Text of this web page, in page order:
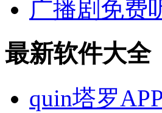
广播剧免费
最新软件大全
quin塔罗